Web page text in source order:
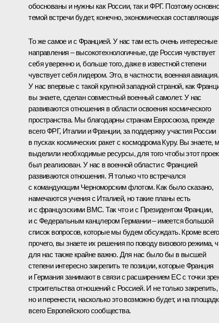
обоснованы и нужны как России, так и ФРГ. Поэтому
темой встречи будет, конечно, экономическая
То же самое и с Францией. У нас там есть очень интересные
направления – высокотехнологичные, где Россия чувствует
себя уверенно и, больше того, даже в известной степени
чувствует себя лидером. Это, в частности, военная авиация.
У нас впервые с такой крупной западной страной, как
вы знаете, сделан совместный военный самолет. У нас
развиваются отношения в области освоения космического
пространства. Мы благодарны странам Евросоюза, прежде
всего ФРГ, Италии и Франции, за поддержку участия России
в пусках космических ракет с космодрома Куру. Вы знаете,
выделили необходимые ресурсы, для того чтобы этот
был реализован. У нас в военной области с Францией
развиваются отношения. Я только что встречался
с командующим Черноморским флотом. Как было сказано,
намечаются учения с Италией, но такие планы есть
и с французскими ВМС. Так что и с Президентом Франции,
и с Федеральным канцлером Германии – имеется большой
список вопросов, которые мы будем обсуждать. Кроме всего
прочего, вы знаете их решения по поводу визового режима,
для нас также крайне важно. Для нас было бы в высшей
степени интересно закрепить те позиции, которые Франция
и Германия занимают в связи с расширением ЕС с точки
строительства отношений с Россией. И не только закрепить,
но и перенести, насколько это возможно будет, и на
всего Европейского сообщества.